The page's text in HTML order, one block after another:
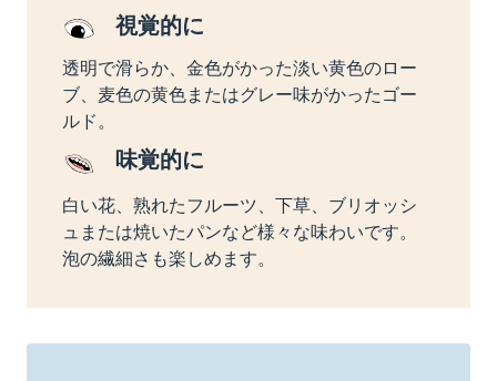
視覚的に
透明で滑らか、金色がかった淡い黄色のロー
ブ、麦色の黄色またはグレー味がかったゴー
ルド。
味覚的に
白い花、熟れたフルーツ、下草、ブリオッシ
ュまたは焼いたパンなど様々な味わいです。
泡の繊細さも楽しめます。